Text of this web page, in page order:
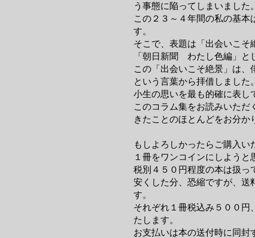
う事態に陥ってしまいました。
この２３～４年間の私の基本
す。
そこで、表題は「出会いこそ
「朝日新聞 わたし色編」と
この「出会いこそ絶景」は、
という言葉から拝借しました。
小生の思いを最も的確に表し
このコラム集をお読みいただ
きたことのほとんどをお分か
もしよろしかったらご購入い
１冊をワンコインにしようと
税別４５０円程度の本は扱っ
安くした分、恐縮ですが、送
す。
それぞれ１冊税込み５００円
たします。
お支払いは本の送付時に同封